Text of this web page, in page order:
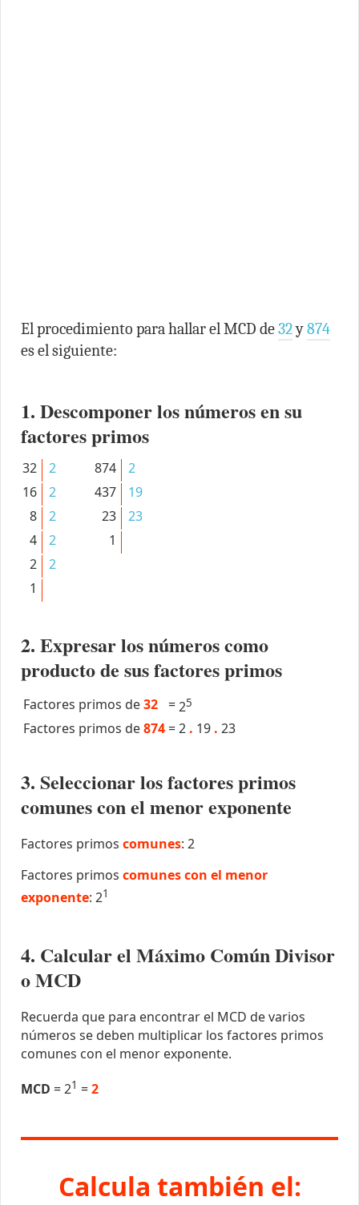
El procedimiento para hallar el MCD de32y874
es el siguiente:
1. Descomponer los números en su
factores primos
32
2
16
2
8
2
4
2
2
2
1
874
2
437
19
23
23
1
2. Expresar los números como
producto de sus factores primos
Factores primos de32 =25
Factores primos de874 =2 . 19 . 23
3. Seleccionar los factores primos
comunes con el menor exponente
Factores primos comunes: 2
Factores primos comunes con el menor
exponente: 21
4. Calcular el Máximo Común Divisor
o MCD
Recuerda que para encontrar el MCD de varios
números se deben multiplicar los factores primos
comunes con el menor exponente.
MCD = 21 =2
Calcula también el: